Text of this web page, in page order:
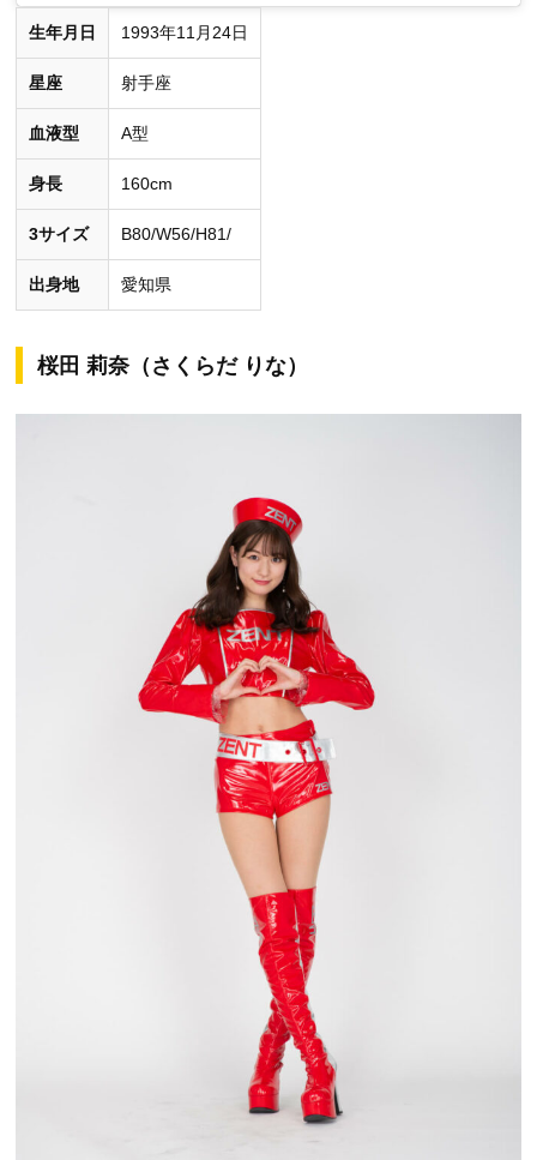
生年月日 1993年11月24日
星座 射手座
血液型 A型
身長 160cm
3サイズ B80/W56/H81/
出身地 愛知県
桜田 莉奈（さくらだ りな）